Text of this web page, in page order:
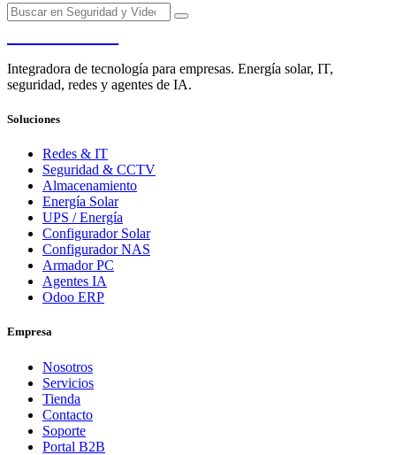
Integradora de tecnología para empresas. Energía solar, IT,
seguridad, redes y agentes de IA.
Soluciones
Redes & IT
Seguridad & CCTV
Almacenamiento
Energía Solar
UPS / Energía
Configurador Solar
Configurador NAS
Armador PC
Agentes IA
Odoo ERP
Empresa
Nosotros
Servicios
Tienda
Contacto
Soporte
Portal B2B